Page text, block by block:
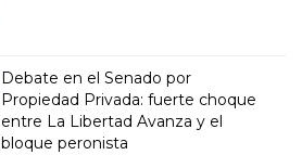
Debate en el Senado por
Propiedad Privada: fuerte choque
entre La Libertad Avanza y el
bloque peronista